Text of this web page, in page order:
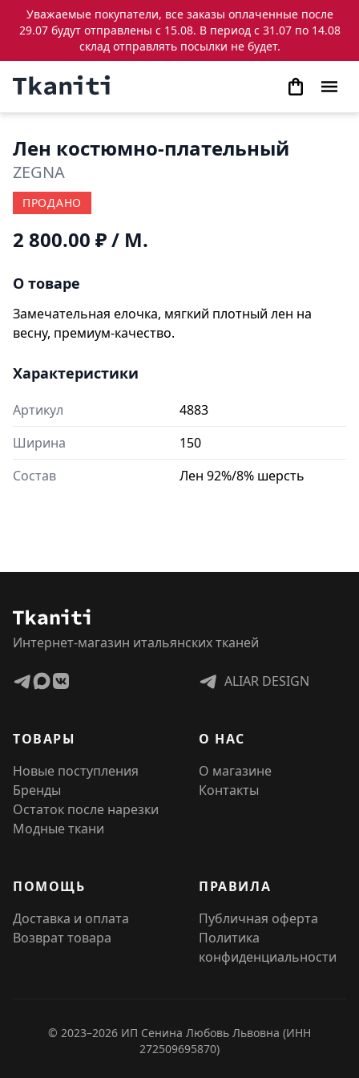
Уважаемые покупатели, все заказы оплаченные после
29.07 будут отправлены с 15.08. В период с 31.07 по 14.08
склад отправлять посылки не будет.
Лен костюмно-плательный
ZEGNA
ПРОДАНО
2 800.00 ₽/ М.
О товаре
Замечательная елочка, мягкий плотный лен на
весну, премиум-качество.
Характеристики
Артикул
4883
Ширина
150
Состав
Лен 92%/8% шерсть
Интернет-магазин итальянских тканей
ALIAR DESIGN
ТОВАРЫ
Новые поступления
Бренды
Остаток после нарезки
Модные ткани
О НАС
О магазине
Контакты
ПОМОЩЬ
Доставка и оплата
Возврат товара
ПРАВИЛА
Публичная оферта
Политика
конфиденциальности
© 2023–2026 ИП Сенина Любовь Львовна (ИНН
272509695870)